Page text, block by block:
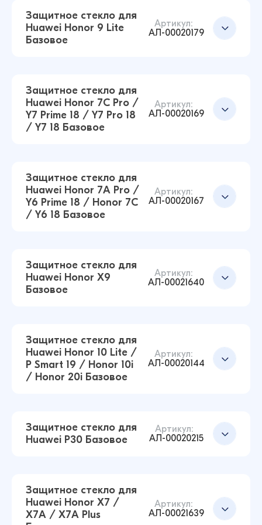
14 ₽16 ₽
14 ₽16 ₽
Защитное стекло для Huawei P20 Pro Базовое
Защитное стекло для
Huawei Honor 9 Lite
Базовое
Артикул:
АЛ-00020179
Защитное стекло для Huawei Honor 9 Lite
Базовое (Черный)
Защитное стекло для
Huawei Honor 7C Pro /
Y7 Prime 18 / Y7 Pro 18
/ Y7 18 Базовое
Артикул:
АЛ-00020169
Защитное стекло для Huawei Honor 7C Pro /
Защитное стекло для
Huawei Honor 7A Pro /
Y6 Prime 18 / Honor 7C
/ Y6 18 Базовое
Артикул:
АЛ-00020167
Защитное стекло для Huawei Honor 7A Pro /
14 ₽14 ₽
Защитное стекло для
Huawei Honor X9
Базовое
Артикул:
АЛ-00021640
14 ₽16 ₽
Защитное стекло для
Huawei Honor 10 Lite /
P Smart 19 / Honor 10i
/ Honor 20i Базовое
Артикул:
АЛ-00020144
Защитное стекло для
Huawei P30 Базовое
Артикул:
АЛ-00020215
Защитное стекло для
Huawei Honor X7 /
X7A / X7A Plus
Артикул:
АЛ-00021639